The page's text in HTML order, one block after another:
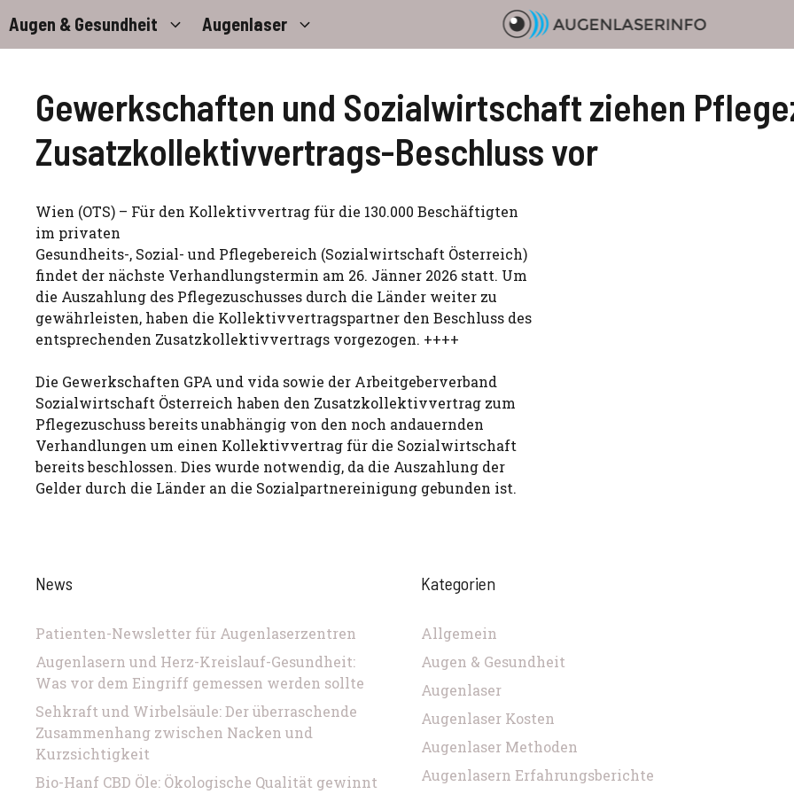
Inhalt
springen
Augen & Gesundheit Augenlaser
Gewerkschaften und Sozialwirtschaft ziehen
Zusatzkollektivvertrags-Beschluss vor
Wien (OTS) – Für den Kollektivvertrag für die 130.000 Beschäftigten
im privaten
Gesundheits-, Sozial- und Pflegebereich (Sozialwirtschaft Österreich)
findet der nächste Verhandlungstermin am 26. Jänner 2026 statt. Um
die Auszahlung des Pflegezuschusses durch die Länder weiter zu
gewährleisten, haben die Kollektivvertragspartner den Beschluss des
entsprechenden Zusatzkollektivvertrags vorgezogen. ++++
Die Gewerkschaften GPA und vida sowie der Arbeitgeberverband
Sozialwirtschaft Österreich haben den Zusatzkollektivvertrag zum
Pflegezuschuss bereits unabhängig von den noch andauernden
Verhandlungen um einen Kollektivvertrag für die Sozialwirtschaft
bereits beschlossen. Dies wurde notwendig, da die Auszahlung der
Gelder durch die Länder an die Sozialpartnereinigung gebunden ist.
News
Patienten-Newsletter für Augenlaserzentren
Augenlasern und Herz-Kreislauf-Gesundheit:
Was vor dem Eingriff gemessen werden sollte
Sehkraft und Wirbelsäule: Der überraschende
Zusammenhang zwischen Nacken und
Kurzsichtigkeit
Bio-Hanf CBD Öle: Ökologische Qualität gewinnt
Kategorien
Allgemein
Augen & Gesundheit
Augenlaser
Augenlaser Kosten
Augenlaser Methoden
Augenlasern Erfahrungsberichte